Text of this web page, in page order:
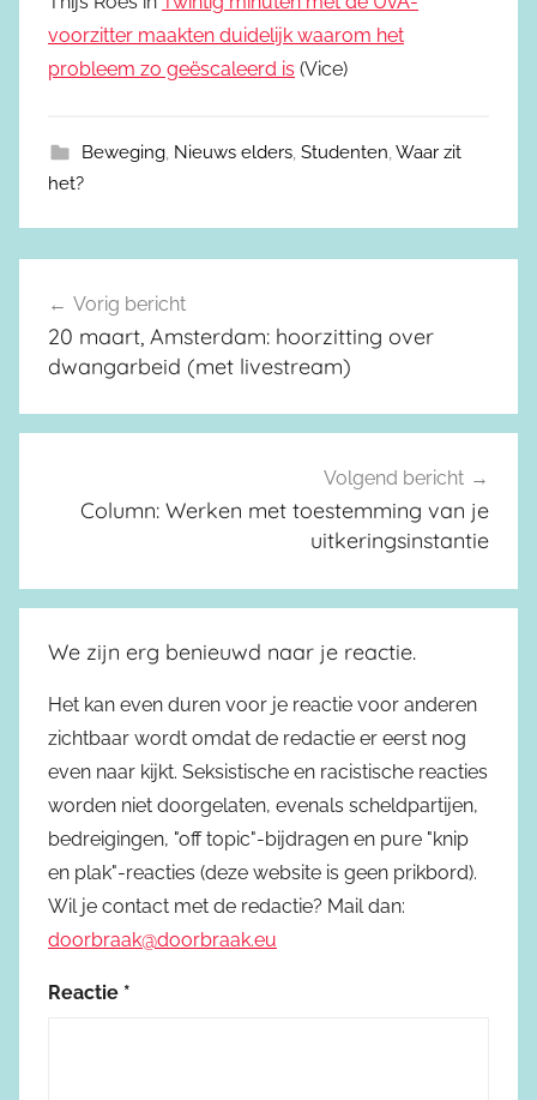
voorzitter maakten duidelijk waarom het
probleem zo geëscaleerd is (Vice)
Beweging, Nieuws elders, Studenten,Waar zit
het?
Berichtnavigatie
Vorig bericht
20 maart, Amsterdam: hoorzitting over
dwangarbeid (met livestream)
Volgend bericht
Column: Werken met toestemming van je
uitkeringsinstantie
We zijn erg benieuwd naar je reactie.
Het kan even duren voor je reactie voor anderen
zichtbaar wordt omdat de redactie er eerst nog
even naar kijkt. Seksistische en racistische reacties
worden niet doorgelaten, evenals scheldpartijen,
bedreigingen, "off topic"-bijdragen en pure "knip
en plak"-reacties (deze website is geen prikbord).
Wil je contact met de redactie? Mail dan:
doorbraak@doorbraak.eu
Reactie *